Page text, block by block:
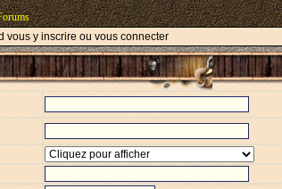
vous y inscrire ou vous connecter